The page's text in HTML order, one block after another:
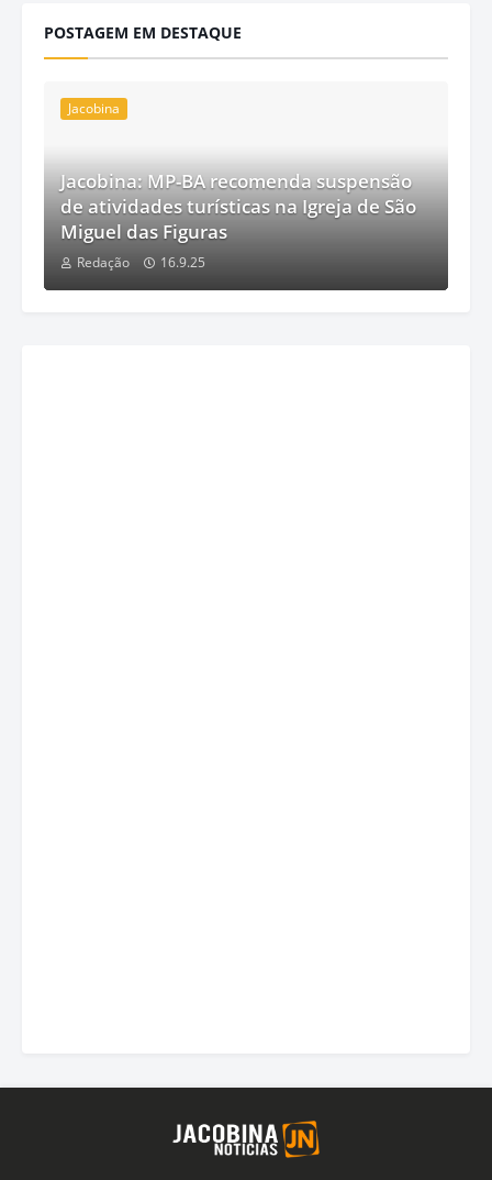
POSTAGEM EM DESTAQUE
Jacobina
Jacobina: MP-BA recomenda suspensão
de atividades turísticas na Igreja de São
Miguel das Figuras
Redação 16.9.25